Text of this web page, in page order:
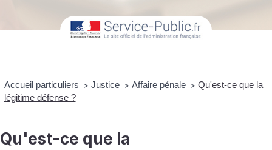
Accueil particuliers > Justice > Affaire pénale > Qu'est-ce que la
légitime défense ?
Qu'est-ce que la